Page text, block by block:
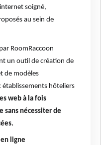
soigné,
au sein de
RoomRaccoon
un outil de création de
de modèles
établissements hôteliers
web à la fois
sans nécessiter de
ligne